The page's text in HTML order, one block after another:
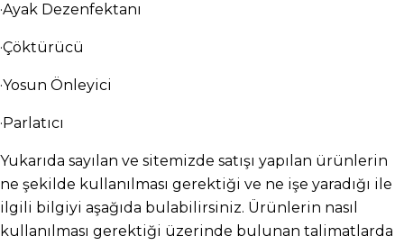
·Ayak Dezenfektanı
·Çöktürücü
·Yosun Önleyici
·Parlatıcı
Yukarıda sayılan ve sitemizde satışı yapılan ürünlerin
ne şekilde kullanılması gerektiği ve ne işe yaradığı ile
ilgili bilgiyi aşağıda bulabilirsiniz. Ürünlerin nasıl
kullanılması gerektiği üzerinde bulunan talimatlarda